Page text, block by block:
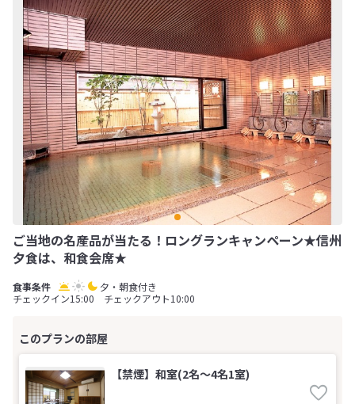
ご当地の名産品が当たる！ロングランキャンペーン★信州
夕食は、和食会席★
夕・朝食付き
チェックイン15:00 チェックアウト10:00
【禁煙】和室(2名～4名1室)